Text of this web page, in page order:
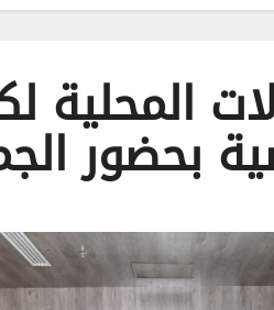
المحلية
بحضور